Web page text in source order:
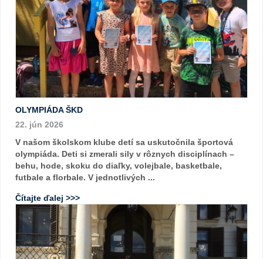
OLYMPIÁDA ŠKD
22. jún 2026
V našom školskom klube detí sa uskutočnila športová
olympiáda. Deti si zmerali sily v rôznych disciplínach –
behu, hode, skoku do diaľky, volejbale, basketbale,
futbale a florbale. V jednotlivých ...
Čítajte ďalej >>>